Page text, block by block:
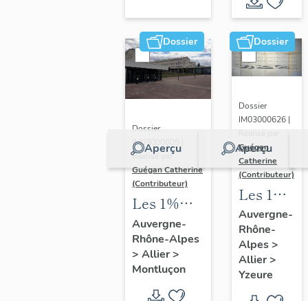
de Nerdre,
puis lycée
Maurice-
actuellement
immeuble
à
logements,
boutiques,
ateliers et
école
Dossier
Aperçu
Dossier
IM03000605 |
Réalisé par
Guégan Catherine
(Contributeur)
Les 1%
artistiques
de l'école
nationale
professionnelle
Auvergne-
Rhône-Alpes
> Allier>
Montluçon
Dossier
Aperçu
Dossier
IM03000626 |
Guégan
Catherine
(Contributeur)
Les 1%
artistiques
du lycée
Jean-
Monnet
d'Yzeure
Auvergne-
Rhône-
Alpes>
Allier>
Yzeure